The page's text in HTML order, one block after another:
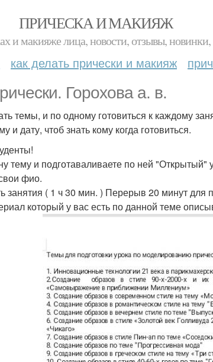
ПРИЧЕСКА И МАКИЯЖ
и макияже лица, новости, отзывы, новинки,
как делать прически и макияж
Горохова а. в.
темы, и по одному готовиться к каждому
и дату, чтоб знать кому когда готовиться.
тему и подготаваливаете по ней "Открытый"
фио.
занятия ( 1 ч 30 мин. ) Перерыв 20 минут для
который у вас есть по данной теме